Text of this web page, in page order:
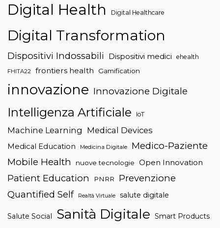
Digital Health Digital Healthcare
Digital Transformation
Dispositivi Indossabili Dispositivi medici ehealth
FHITA22 frontiers health Gamification
innovazione Innovazione Digitale
Intelligenza Artificiale IoT
Machine Learning Medical Devices
Medical Education Medicina Digitale
Medico-Paziente
Mobile Health
nuove tecnologie Open Innovation
Patient Education PNRR
Prevenzione
Quantified Self
Realtà Virtuale salute digitale
Salute Social Sanità Digitale Smart Products